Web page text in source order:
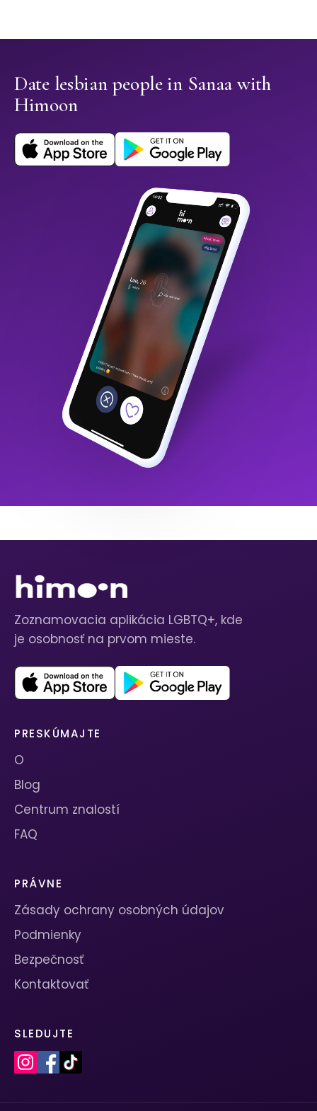
Date lesbian people in Sanaa with
Himoon
Zoznamovacia aplikácia LGBTQ+, kde
je osobnosť na prvom mieste.
PRESKÚMAJTE
O
Blog
Centrum znalostí
FAQ
PRÁVNE
Zásady ochrany osobných údajov
Podmienky
Bezpečnosť
Kontaktovať
SLEDUJTE